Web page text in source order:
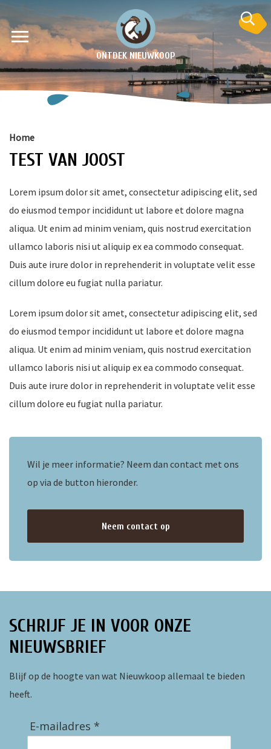
ONTDEK NIEUWKOOP
Home
TEST VAN JOOST
Lorem ipsum dolor sit amet, consectetur adipiscing elit, sed
do eiusmod tempor incididunt ut labore et dolore magna
aliqua. Ut enim ad minim veniam, quis nostrud exercitation
ullamco laboris nisi ut aliquip ex ea commodo consequat.
Duis aute irure dolor in reprehenderit in voluptate velit esse
cillum dolore eu fugiat nulla pariatur.
Lorem ipsum dolor sit amet, consectetur adipiscing elit, sed
do eiusmod tempor incididunt ut labore et dolore magna
aliqua. Ut enim ad minim veniam, quis nostrud exercitation
ullamco laboris nisi ut aliquip ex ea commodo consequat.
Duis aute irure dolor in reprehenderit in voluptate velit esse
cillum dolore eu fugiat nulla pariatur.
Wil je meer informatie? Neem dan contact met ons
op via de button hieronder.
Neem contact op
SCHRIJF JE IN VOOR ONZE
NIEUWSBRIEF
Blijf op de hoogte van wat Nieuwkoop allemaal te bieden
heeft.
E-mailadres *